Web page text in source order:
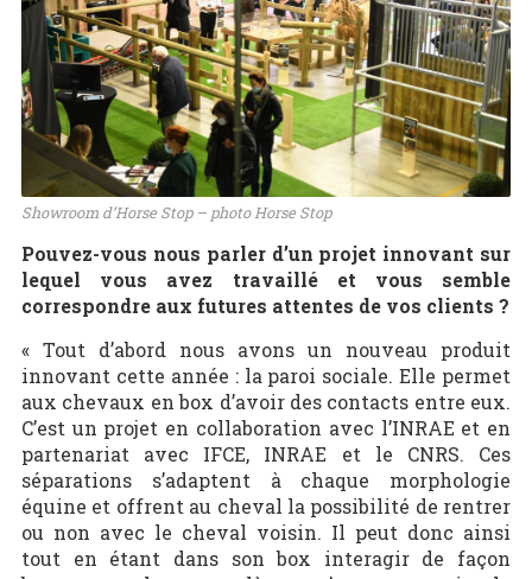
Showroom d’Horse Stop – photo Horse Stop
Pouvez-vous nous parler d’un projet innovant sur
lequel vous avez travaillé et vous semble
correspondre aux futures attentes de vos clients ?
« Tout d’abord nous avons un nouveau produit
innovant cette année : la paroi sociale. Elle permet
aux chevaux en box d’avoir des contacts entre eux.
C’est un projet en collaboration avec l’INRAE et en
partenariat avec IFCE, INRAE et le CNRS. Ces
séparations s’adaptent à chaque morphologie
équine et offrent au cheval la possibilité de rentrer
ou non avec le cheval voisin. Il peut donc ainsi
tout en étant dans son box interagir de façon